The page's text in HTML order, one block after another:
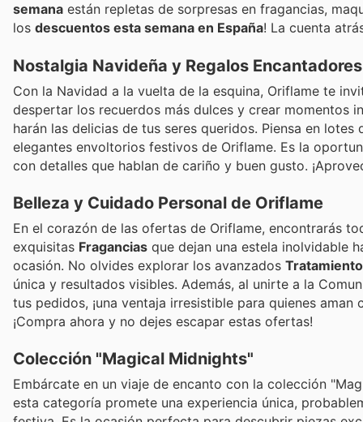
semana están repletas de sorpresas en fragancias,
los descuentos esta semana en España! La cuenta
Nostalgia Navideña y Regalos Encantadores
Con la Navidad a la vuelta de la esquina, Oriflame te
despertar los recuerdos más dulces y crear momentos
harán las delicias de tus seres queridos. Piensa en
elegantes envoltorios festivos de Oriflame. Es la
con detalles que hablan de cariño y buen gusto.
Belleza y Cuidado Personal de Oriflame
En el corazón de las ofertas de Oriflame, encontrarás
exquisitas Fragancias que dejan una estela inolvidable
ocasión. No olvides explorar los avanzados
única y resultados visibles. Además, al unirte a la
tus pedidos, ¡una ventaja irresistible para quienes
¡Compra ahora y no dejes escapar estas ofertas!
Colección "Magical Midnights"
Embárcate en un viaje de encanto con la colección
esta categoría promete una experiencia única,